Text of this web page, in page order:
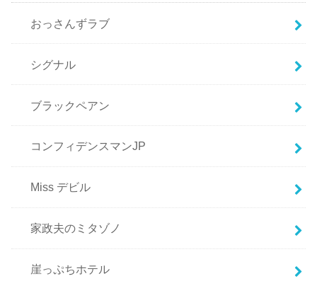
おっさんずラブ
シグナル
ブラックペアン
コンフィデンスマンJP
Miss デビル
家政夫のミタゾノ
崖っぷちホテル